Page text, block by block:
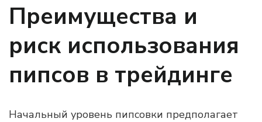
Преимущества и
риск использования
пипсов в трейдинге
Начальный уровень пипсовки предполагает